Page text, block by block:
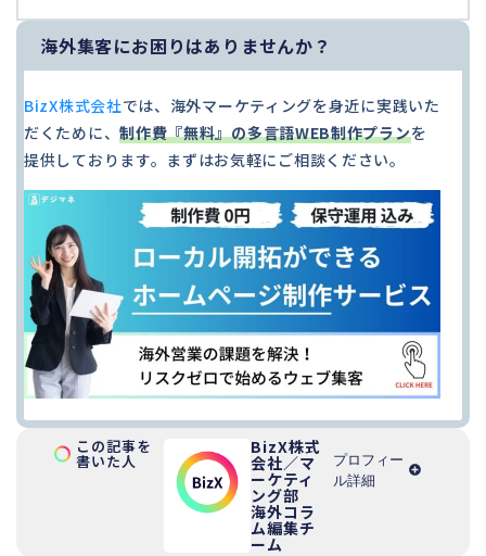
海外集客にお困りはありませんか？
BizX株式会社では、海外マーケティングを身近に実践いた
だくために、制作費『無料』の多言語WEB制作プランを
提供しております。まずはお気軽にご相談ください。
この記事を
書いた人
BizX株式
会社／マ
ーケティ
ング部
海外コラ
ム編集チ
ーム
プロフィー
ル詳細